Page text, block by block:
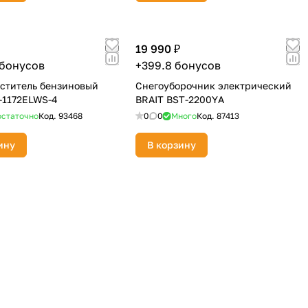
бензиновый
4
Код. 93468
19 990 ₽
+399.8 бонусов
Снегоуборочник электрический
BRAIT BST-2200YА
0 0 МногоКод. 87413
В корзину